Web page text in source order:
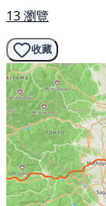
13 瀏覽
收藏